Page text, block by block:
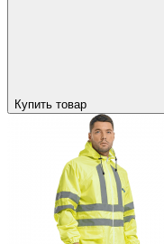
Купить товар